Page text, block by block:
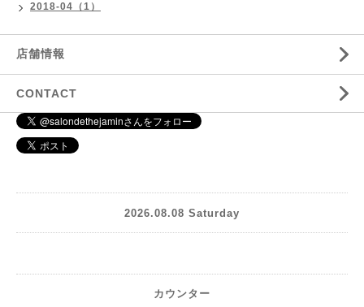
2018-04（1）
店舗情報
CONTACT
2026.08.08 Saturday
カウンター